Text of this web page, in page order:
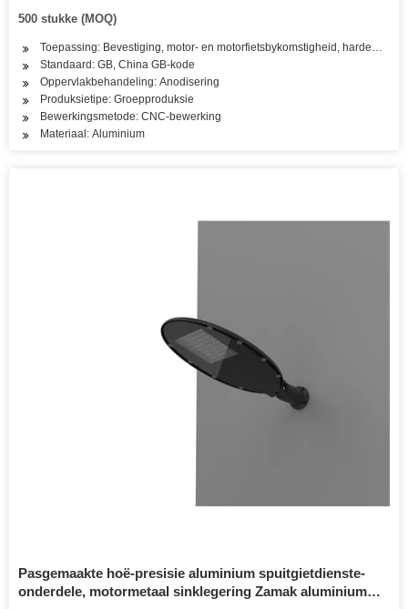
500 stukke (MOQ)
Toepassing: Bevestiging, motor- en motorfietsbykomstigheid, hardeware-
Standaard: GB, China GB-kode
Oppervlakbehandeling: Anodisering
Produksietipe: Groepproduksie
Bewerkingsmetode: CNC-bewerking
Materiaal: Aluminium
Pasgemaakte hoë-presisie aluminium spuitgietdienste-
onderdele, motormetaal sinklegering Zamak aluminium